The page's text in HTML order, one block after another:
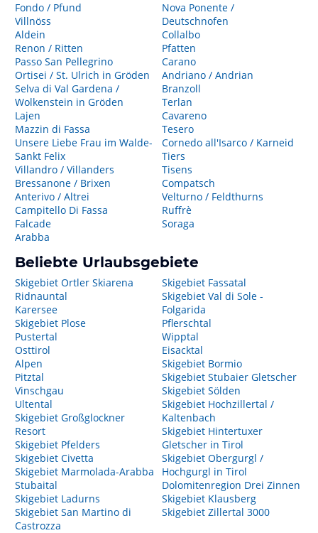
Fondo / Pfund
Villnöss
Aldein
Renon / Ritten
Passo San Pellegrino
Ortisei / St. Ulrich in Gröden
Selva di Val Gardena /
Wolkenstein in Gröden
Lajen
Mazzin di Fassa
Unsere Liebe Frau im Walde-
Sankt Felix
Villandro / Villanders
Bressanone / Brixen
Anterivo / Altrei
Campitello Di Fassa
Falcade
Arabba
Nova Ponente /
Deutschnofen
Collalbo
Pfatten
Carano
Andriano / Andrian
Branzoll
Terlan
Cavareno
Tesero
Cornedo all'Isarco / Karneid
Tiers
Tisens
Compatsch
Velturno / Feldthurns
Ruffrè
Soraga
Beliebte Urlaubsgebiete
Skigebiet Ortler Skiarena
Ridnauntal
Karersee
Skigebiet Plose
Pustertal
Osttirol
Alpen
Pitztal
Vinschgau
Ultental
Skigebiet Großglockner
Resort
Skigebiet Pfelders
Skigebiet Civetta
Skigebiet Marmolada-Arabba
Stubaital
Skigebiet Ladurns
Skigebiet San Martino di
Castrozza
Skigebiet Fassatal
Skigebiet Val di Sole -
Folgarida
Pflerschtal
Wipptal
Eisacktal
Skigebiet Bormio
Skigebiet Stubaier Gletscher
Skigebiet Sölden
Skigebiet Hochzillertal /
Kaltenbach
Skigebiet Hintertuxer
Gletscher in Tirol
Skigebiet Obergurgl /
Hochgurgl in Tirol
Dolomitenregion Drei Zinnen
Skigebiet Klausberg
Skigebiet Zillertal 3000